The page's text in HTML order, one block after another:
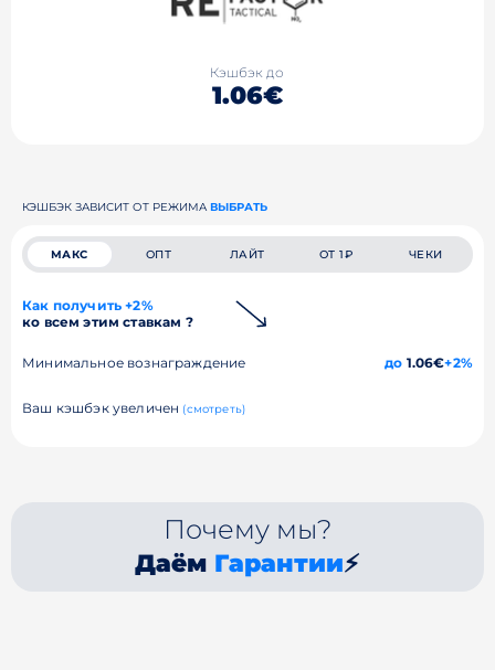
Кэшбэк до
1.06€
КЭШБЭК ЗАВИСИТ ОТ РЕЖИМА ВЫБРАТЬ
МАКС ОПТ ЛАЙТ ОТ 1₽ ЧЕКИ
Как получить +2%
ко всем этим ставкам ?
Минимальное вознаграждение до 1.06€+2%
Ваш кэшбэк увеличен (смотреть)
Почему мы?
Даём Гарантии⚡